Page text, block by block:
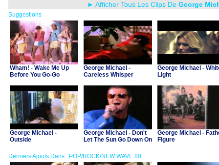
► Afficher Tous Les Clips De George
Suggestions
Wham! - Wake Me Up
Before You Go-Go
George Michael -
Careless Whisper
George Michael -
Light
George Michael -
Outside
George Michael - Don't
Let The Sun Go Down On
George Michael -
Figure
Derniers Ajouts Dans : POP/ROCK/NEW WAVE 80